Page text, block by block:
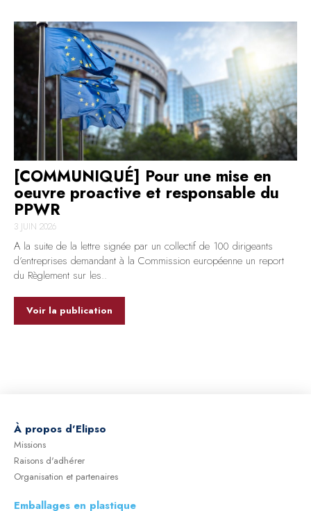
[COMMUNIQUÉ] Pour une mise en
oeuvre proactive et responsable du
PPWR
3 JUIN 2026
A la suite de la lettre signée par un collectif de 100 dirigeants
d’entreprises demandant à la Commission européenne un report
du Règlement sur les..
Voir la publication
À propos d'Elipso
Missions
Raisons d'adhérer
Organisation et partenaires
Emballages en plastique